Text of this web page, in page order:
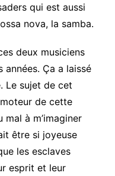
qui est aussi
nova, la samba.
deux musiciens
années. Ça a laissé
Le sujet de cet
de cette
mal à m’imaginer
être si joyeuse
les esclaves
esprit et leur